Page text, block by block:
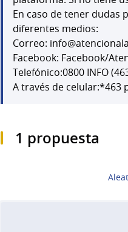
En caso de tener dudas
diferentes medios:
Correo:
Facebook: Facebook/
Telefónico:0800 INFO
A través de celular:*463
1 propuesta